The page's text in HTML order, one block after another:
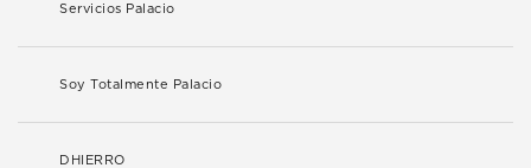
Servicios Palacio
Soy Totalmente Palacio
DHIERRO